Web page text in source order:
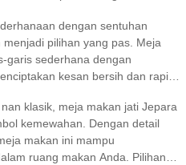
dengan sentuhan
pilihan yang pas. Meja
garis sederhana dengan
kesan bersih dan rapi.
kayu jati yang kuat dan tahan
visual tetapi juga fungsional
jangka panjang.
klasik, meja makan jati Jepara
kemewahan. Dengan detail
makan ini mampu
ruang makan Anda. Pilihan